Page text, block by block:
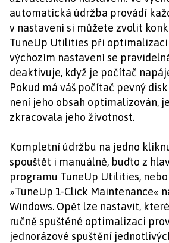
automatická údržba provádí
v nastavení si můžete zvolit
TuneUp Utilities při optimalizaci
výchozím nastavení se
deaktivuje, když je počítač
Pokud má váš počítač pevný
není jeho obsah optimalizován,
zkracovala jeho životnost.
Kompletní údržbu na jedno
spouštět i manuálně, buďto z
programu TuneUp Utilities,
»TuneUp 1-Click Maintenance«
Windows. Opět lze nastavit,
ručně spuštěné optimalizaci
jednorázové spuštění